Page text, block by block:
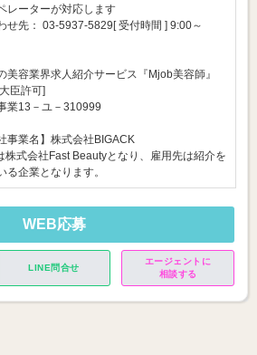
レーターが対応します
せ先： 03-5937-5829[ 受付時間 ] 9:00～
美容業界求人紹介サービス『Mjob美容師』
臣許可]
業13－ユ－310999
事業名】株式会社BIGACK
式会社Fast Beautyとなり、雇用先は紹介を
る企業となります。
WEB応募
LINE問合せ
エージェントに
相談する